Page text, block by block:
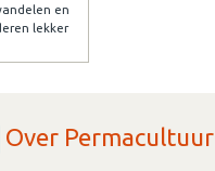
en
lekker
Over Permacultuur